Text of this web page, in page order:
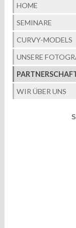
HOME
SEMINARE
CURVY-MODELS
UNSERE
WIR ÜBER UNS